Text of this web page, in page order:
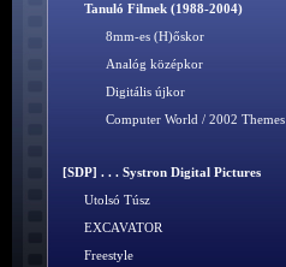
Tanuló Filmek (1988-2004)
8mm-es (H)őskor
Analóg középkor
Digitális újkor
Computer World / 2002 Themes
[SDP] . . . Systron Digital Pictures
Utolsó Túsz
EXCAVATOR
Freestyle